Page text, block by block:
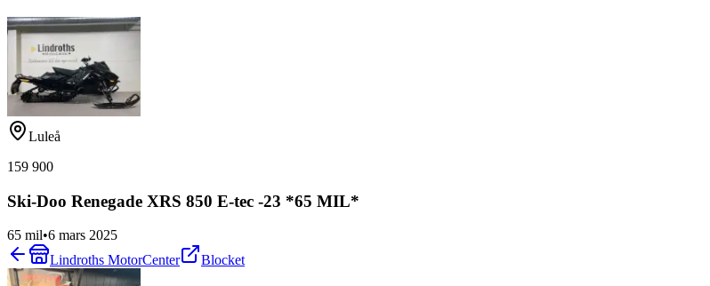
Luleå
159 900
Ski-Doo Renegade XRS 850 E-tec -23 *65 MIL*
65 mil•6 mars 2025
Lindroths MotorCenter
Blocket